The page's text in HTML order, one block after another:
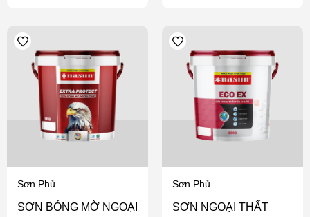
Sơn Phủ
SƠN BÓNG MỜ NGOẠI
Sơn Phủ
SƠN NGOẠI THẤT